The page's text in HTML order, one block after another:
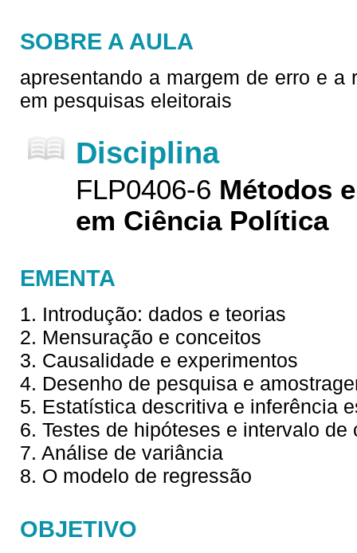
SOBRE A AULA
apresentando a margem de erro e
em pesquisas eleitorais
Disciplina
FLP0406-6 Métodos
em Ciência Política
EMENTA
1. Introdução: dados e teorias
2. Mensuração e conceitos
3. Causalidade e experimentos
4. Desenho de pesquisa e
5. Estatística descritiva e inferência
6. Testes de hipóteses e intervalo de
7. Análise de variância
8. O modelo de regressão
OBJETIVO